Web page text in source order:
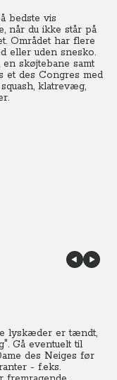
bedste vis
når du ikke står på
Området har flere
eller uden snesko.
skøjtebane samt
et des Congres med
klatrevæg,
lyskæder er tændt,
Gå eventuelt til
des Neiges før
- f.eks.